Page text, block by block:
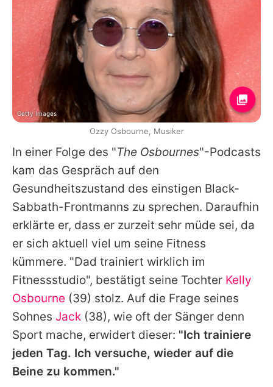
In einer Folge des "The Osbournes"-Podcasts
kam das Gespräch auf den
Gesundheitszustand des einstigen Black-
Sabbath-Frontmanns zu sprechen. Daraufhin
erklärte er, dass er zurzeit sehr müde sei, da
er sich aktuell viel um seine Fitness
kümmere. "Dad trainiert wirklich im
Fitnessstudio", bestätigt seine Tochter Kelly
Osbourne (39) stolz. Auf die Frage seines
Sohnes Jack (38), wie oft der Sänger denn
Sport mache, erwidert dieser: "Ich trainiere
jeden Tag. Ich versuche, wieder auf die
Beine zu kommen."
Getty Images
Ozzy Osbourne, Musiker